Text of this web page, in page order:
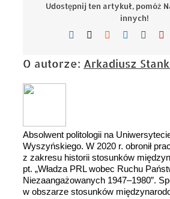
Udostępnij ten artykuł, pomóż
innych!
Facebook Reddit LinkedIn
Tumblr
O autorze: Arkadiusz
Absolwent politologii na
Wyszyńskiego. W 2020 r. obronił
z zakresu historii stosunków
pt. „Władza PRL wobec Ruchu
Niezaangażowanych 1947–1980”.
w obszarze stosunków